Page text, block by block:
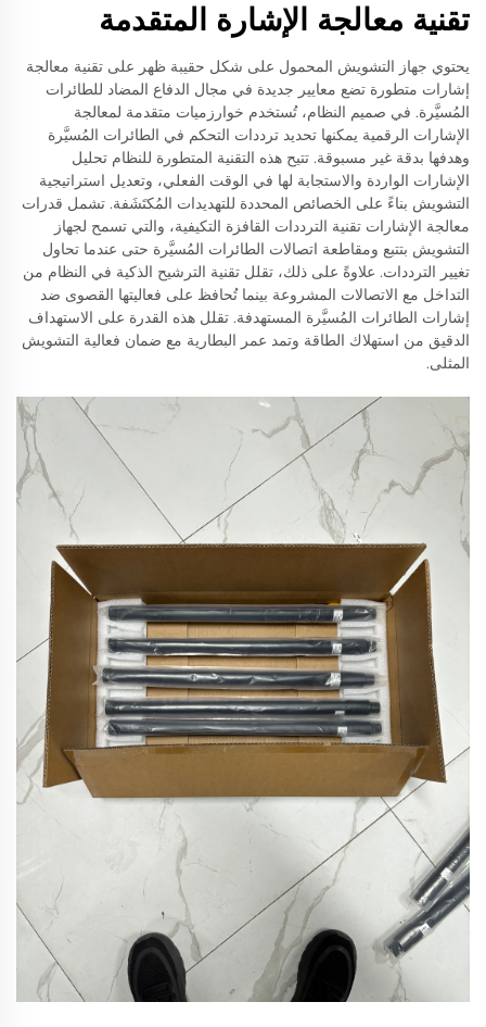
تقنية معالجة الإشارة المتقدمة
يحتوي جهاز التشويش المحمول على شكل حقيبة ظهر على تقنية معالجة
إشارات متطورة تضع معايير جديدة في مجال الدفاع المضاد للطائرات
المُسيَّرة. في صميم النظام، تُستخدم خوارزميات متقدمة لمعالجة
الإشارات الرقمية يمكنها تحديد ترددات التحكم في الطائرات المُسيَّرة
وهدفها بدقة غير مسبوقة. تتيح هذه التقنية المتطورة للنظام تحليل
الإشارات الواردة والاستجابة لها في الوقت الفعلي، وتعديل استراتيجية
التشويش بناءً على الخصائص المحددة للتهديدات المُكتَشَفة. تشمل قدرات
معالجة الإشارات تقنية الترددات القافزة التكيفية، والتي تسمح لجهاز
التشويش بتتبع ومقاطعة اتصالات الطائرات المُسيَّرة حتى عندما تحاول
تغيير الترددات. علاوةً على ذلك، تقلل تقنية الترشيح الذكية في النظام من
التداخل مع الاتصالات المشروعة بينما تُحافظ على فعاليتها القصوى ضد
إشارات الطائرات المُسيَّرة المستهدفة. تقلل هذه القدرة على الاستهداف
الدقيق من استهلاك الطاقة وتمد عمر البطارية مع ضمان فعالية التشويش
المثلى.